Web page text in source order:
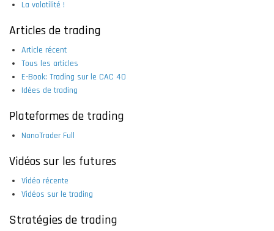
La volatilité !
Articles de trading
Article récent
Tous les articles
E-Book: Trading sur le CAC 40
Idées de trading
Plateformes de trading
NanoTrader Full
Vidéos sur les futures
Vidéo récente
Vidéos sur le trading
Stratégies de trading